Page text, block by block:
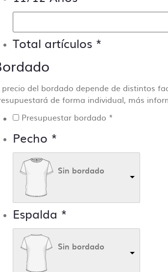
Total artículos *
precio del bordado depende de distintos
de forma individual, más
Presupuestar bordado *
Pecho *
Sin bordado
Espalda *
Sin bordado